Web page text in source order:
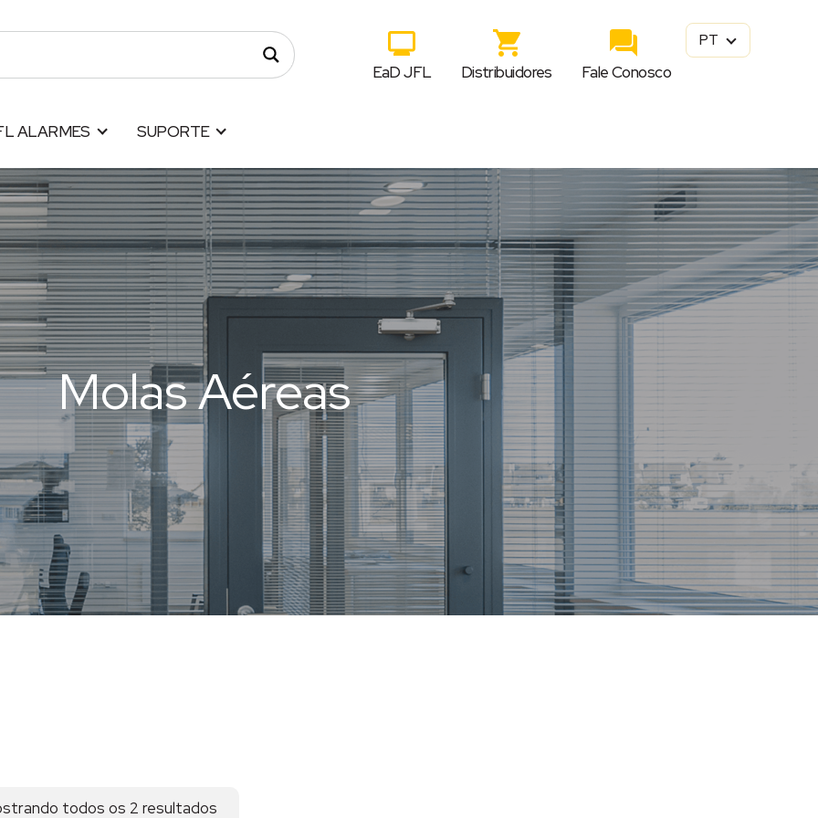
EaD JFL Distribuidores Fale Conosco
PT
ALARMES SUPORTE
Molas Aéreas
todos os 2 resultados